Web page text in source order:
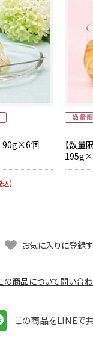
90g×6個
込)
【数量
の商品について問い合
この商品をLINEで
お気に入りに登録